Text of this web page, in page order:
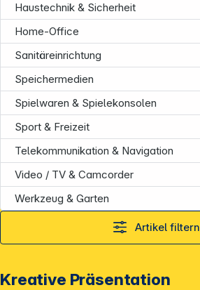
Haustechnik & Sicherheit
Home-Office
Sanitäreinrichtung
Speichermedien
Spielwaren & Spielekonsolen
Sport & Freizeit
Telekommunikation & Navigation
Video / TV & Camcorder
Werkzeug & Garten
Artikel filtern
Kreative Präsentation